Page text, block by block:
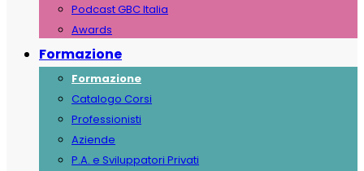
Podcast GBC Italia
Awards
Formazione
Formazione
Catalogo Corsi
Professionisti
Aziende
P.A. e Sviluppatori Privati